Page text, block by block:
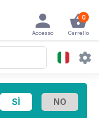
0
Carrello
Accesso